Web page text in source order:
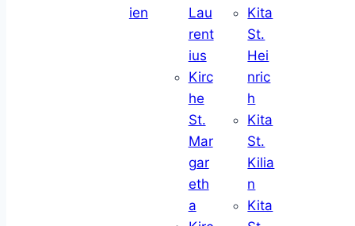
ien
Lau
rent
ius
Kirc
he
St.
Mar
gar
eth
a
Kita
St.
Hei
nric
h
Kita
St.
Kilia
n
Kita